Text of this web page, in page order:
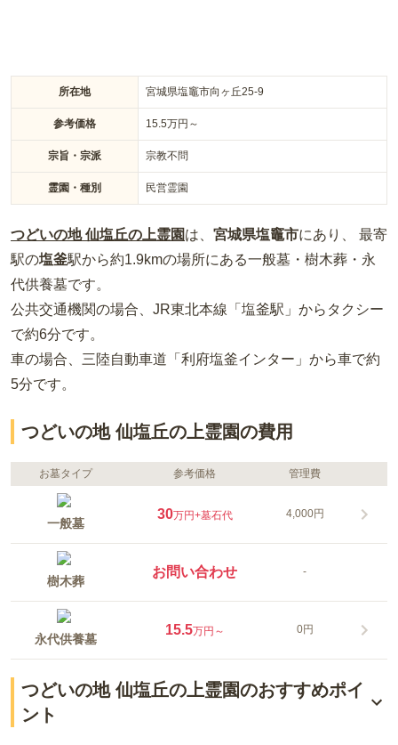
所在地 宮城県塩竈市向ヶ丘25-9
参考価格 15.5万円～
宗旨・宗派 宗教不問
霊園・種別 民営霊園
つどいの地 仙塩丘の上霊園は、 宮城県塩竈市にあり、 最寄
駅の塩釜駅から約1.9kmの場所にある一般墓・樹木葬・永
代供養墓です。
公共交通機関の場合 、JR東北本線「塩釜駅」からタクシー
で約6分です。
車の場合 、三陸自動車道「利府塩釜インター」から車で約
5分です。
つどいの地 仙塩丘の上霊園の費用
お墓タイプ 参考価格 管理費
一般墓
30万円+墓石代 4,000円
樹木葬
お問い合わせ -
永代供養墓
15.5万円～ 0円
つどいの地 仙塩丘の上霊園のおすすめポイ
ント